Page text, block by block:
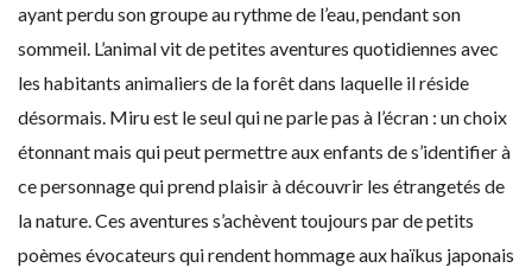
ayant perdu son groupe au rythme de l’eau, pendant son
sommeil. L’animal vit de petites aventures quotidiennes avec
les habitants animaliers de la forêt dans laquelle il réside
désormais. Miru est le seul qui ne parle pas à l’écran : un choix
étonnant mais qui peut permettre aux enfants de s’identifier à
ce personnage qui prend plaisir à découvrir les étrangetés de
la nature. Ces aventures s’achèvent toujours par de petits
poèmes évocateurs qui rendent hommage aux haïkus japonais